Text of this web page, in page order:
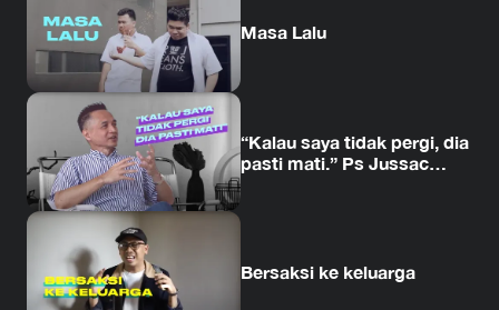
Masa Lalu
“Kalau saya tidak pergi, dia
pasti mati.” Ps Jussac
Bersaksi ke keluarga